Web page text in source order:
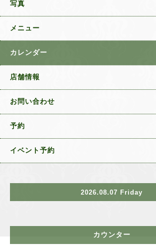
写真
メニュー
カレンダー
店舗情報
お問い合わせ
予約
イベント予約
2026.08.07 Friday
カウンター